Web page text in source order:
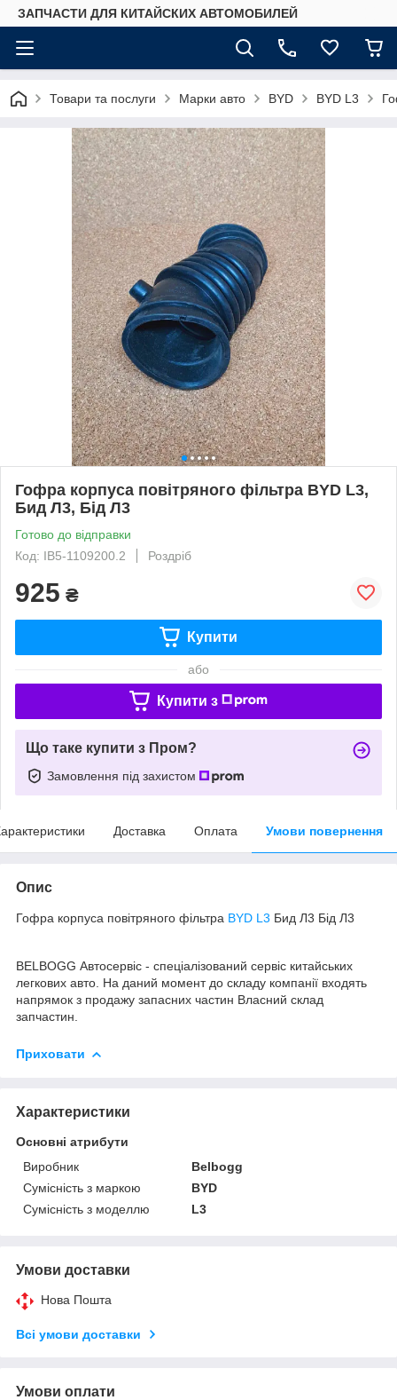
ЗАПЧАСТИ ДЛЯ КИТАЙСКИХ АВТОМОБИЛЕЙ
Товари та послуги Марки авто BYD BYD L3
Гофра корпуса повітряного фільтра BYD L3,
Бид Л3, Бід Л3
Готово до відправки
Код: IB5-1109200.2
Роздріб
925 ₴
Купити
або
Купити з
Що таке купити з Пром?
Замовлення під захистом
Доставка Оплата Умови повернення
Опис
Гофра корпуса повітряного фільтра BYD L3 Бид Л3 Бід Л3
BELBOGG Автосервіс - спеціалізований сервіс китайських
легкових авто. На даний момент до складу компанії входять
напрямок з продажу запасних частин Власний склад
запчастин.
Приховати
Характеристики
Основні атрибути
Виробник
Belbogg
Сумісність з маркою
BYD
Сумісність з моделлю
L3
Умови доставки
Нова Пошта
Всі умови доставки
Умови оплати